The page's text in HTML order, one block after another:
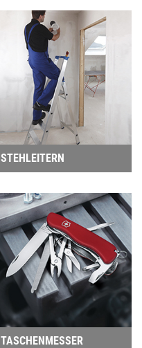
STEHLEITERN
TASCHENMESSER